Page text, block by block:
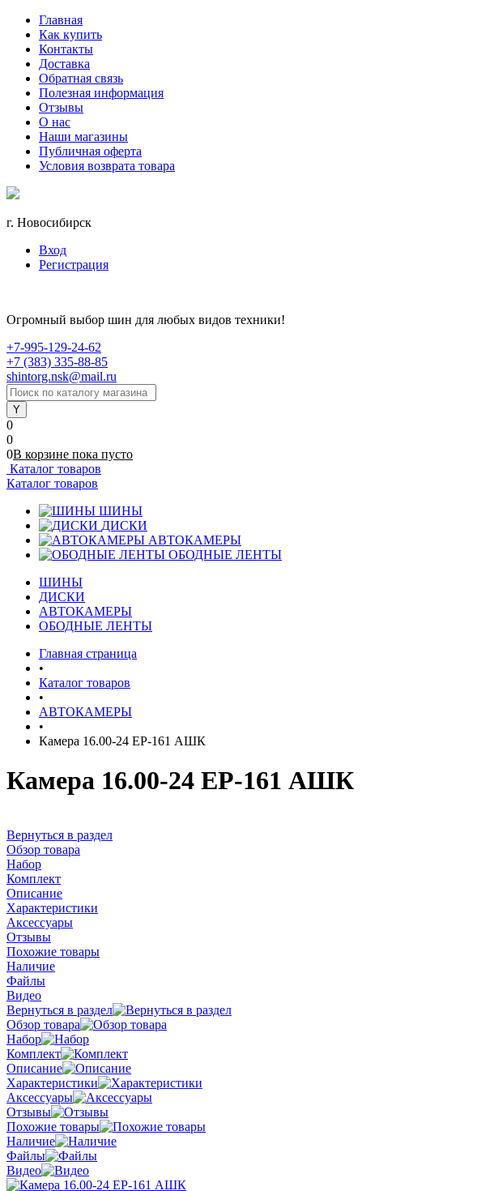
Главная
Как купить
Контакты
Доставка
Обратная связь
Полезная информация
Отзывы
О нас
Наши магазины
Публичная оферта
Условия возврата товара
г. Новосибирск
Вход
Регистрация
Огромный выбор шин для любых видов техники!
+7-995-129-24-62
+7 (383) 335-88-85
shintorg.nsk@mail.ru
0
0
0В корзине пока пусто
Каталог товаров
Каталог товаров
ШИНЫ
ДИСКИ
АВТОКАМЕРЫ
ОБОДНЫЕ ЛЕНТЫ
ШИНЫ
ДИСКИ
АВТОКАМЕРЫ
ОБОДНЫЕ ЛЕНТЫ
Главная страница
•
Каталог товаров
•
АВТОКАМЕРЫ
•
Камера 16.00-24 ЕР-161 АШК
Камера 16.00-24 ЕР-161 АШК
Вернуться в раздел
Обзор товара
Набор
Комплект
Описание
Характеристики
Аксессуары
Отзывы
Похожие товары
Наличие
Файлы
Видео
Вернуться в раздел
Обзор товара
Набор
Комплект
Описание
Характеристики
Аксессуары
Отзывы
Похожие товары
Наличие
Файлы
Видео